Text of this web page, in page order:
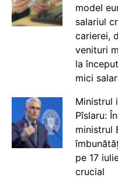
model
salariul
carierei,
venituri
la
mici
Ministrul
Pîslaru:
ministrul
pe 17
crucial